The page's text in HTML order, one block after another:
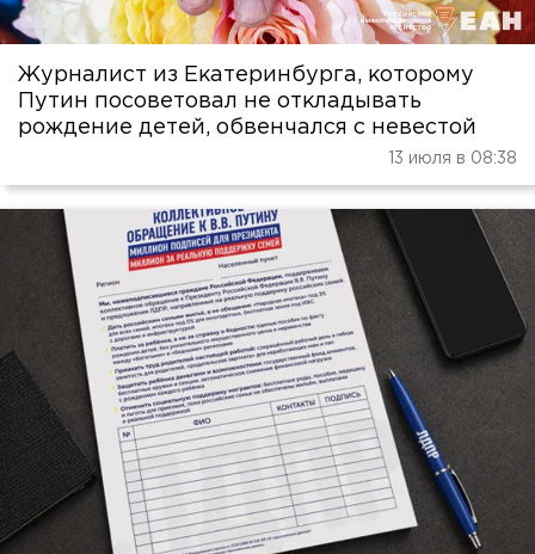
Журналист из Екатеринбурга, которому
Путин посоветовал не откладывать
рождение детей, обвенчался с невестой
13 июля в 08:38